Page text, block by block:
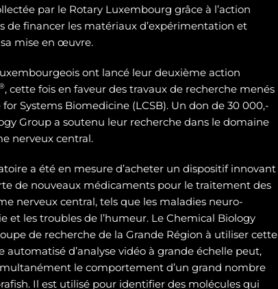
par le Rotary Luxembourg grâce à l’action
de financer les matériaux d’expérimentation et
sa mise en œuvre.
ont lancé leur deuxième action
, cette fois en faveur des travaux de recherche menés
Systems Biomedicine (LCSB). Un don de 30 000,-
Group a soutenu leur recherche dans le domaine
nerveux central.
a été en mesure d’acheter un dispositif innovant
de nouveaux médicaments pour le traitement des
nerveux central, tels que les maladies neuro-
et les troubles de l’humeur. Le Chemical Biology
de recherche de la Grande Région à utiliser cette
automatisé d’analyse vidéo à grande échelle peut,
le comportement d’un grand nombre
Il est utilisé pour identifier des molécules qui